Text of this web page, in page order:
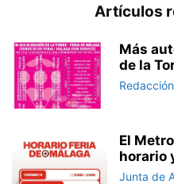
Artículos
Más
de la
Redacción
El
horario
Junta de